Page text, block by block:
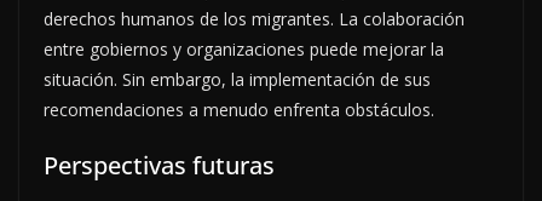
derechos humanos de los migrantes. La colaboración
entre gobiernos y organizaciones puede mejorar la
situación. Sin embargo, la implementación de sus
recomendaciones a menudo enfrenta obstáculos.
Perspectivas futuras